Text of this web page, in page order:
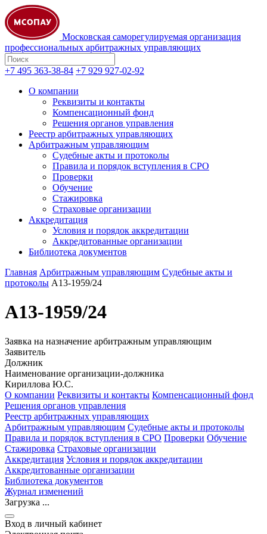
Московская саморегулируемая организация
профессиональных арбитражных управляющих
+7 495 363-38-84 +7 929 927-02-92
О компании
Реквизиты и контакты
Компенсационный фонд
Решения органов управления
Реестр арбитражных управляющих
Арбитражным управляющим
Судебные акты и протоколы
Правила и порядок вступления в СРО
Проверки
Обучение
Стажировка
Страховые организации
Аккредитация
Условия и порядок аккредитации
Аккредитованные организации
Библиотека документов
Главная Арбитражным управляющим Судебные акты и
протоколы А13-1959/24
А13-1959/24
Заявка на назначение арбитражным управляющим
Заявитель
Должник
Наименование организации-должника
Кириллова Ю.С.
О компании Реквизиты и контакты Компенсационный фонд
Решения органов управления
Реестр арбитражных управляющих
Арбитражным управляющим Судебные акты и протоколы
Правила и порядок вступления в СРО Проверки Обучение
Стажировка Страховые организации
Аккредитация Условия и порядок аккредитации
Аккредитованные организации
Библиотека документов
Журнал изменений
Загрузка ...
Вход в личный кабинет